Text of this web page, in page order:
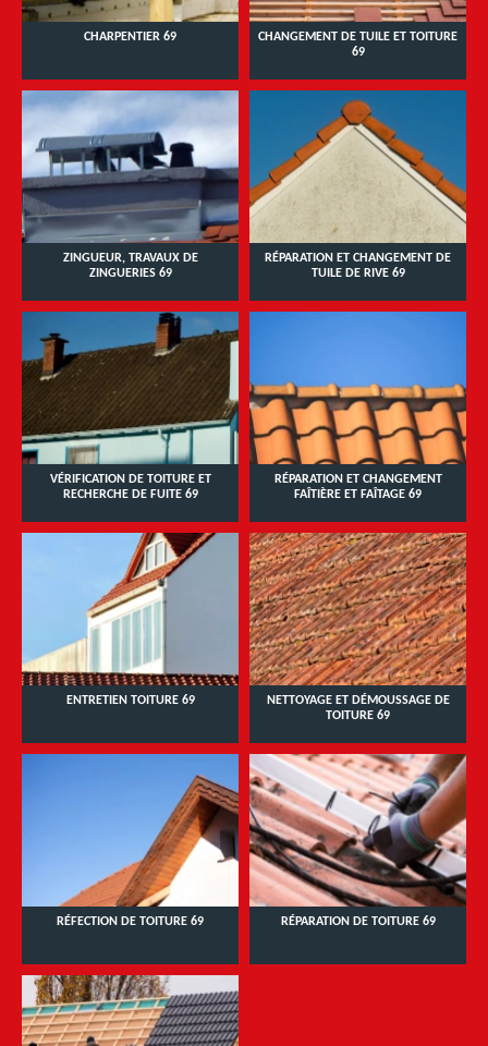
CHARPENTIER 69
CHANGEMENT DE TUILE ET TOITURE
69
ZINGUEUR, TRAVAUX DE
ZINGUERIES 69
RÉPARATION ET CHANGEMENT DE
TUILE DE RIVE 69
VÉRIFICATION DE TOITURE ET
RECHERCHE DE FUITE 69
RÉPARATION ET CHANGEMENT
FAÎTIÈRE ET FAÎTAGE 69
ENTRETIEN TOITURE 69
NETTOYAGE ET DÉMOUSSAGE DE
TOITURE 69
RÉFECTION DE TOITURE 69 RÉPARATION DE TOITURE 69